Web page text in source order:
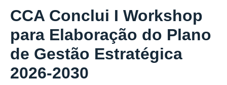
CCA Conclui I Workshop
para Elaboração do Plano
de Gestão Estratégica
2026-2030